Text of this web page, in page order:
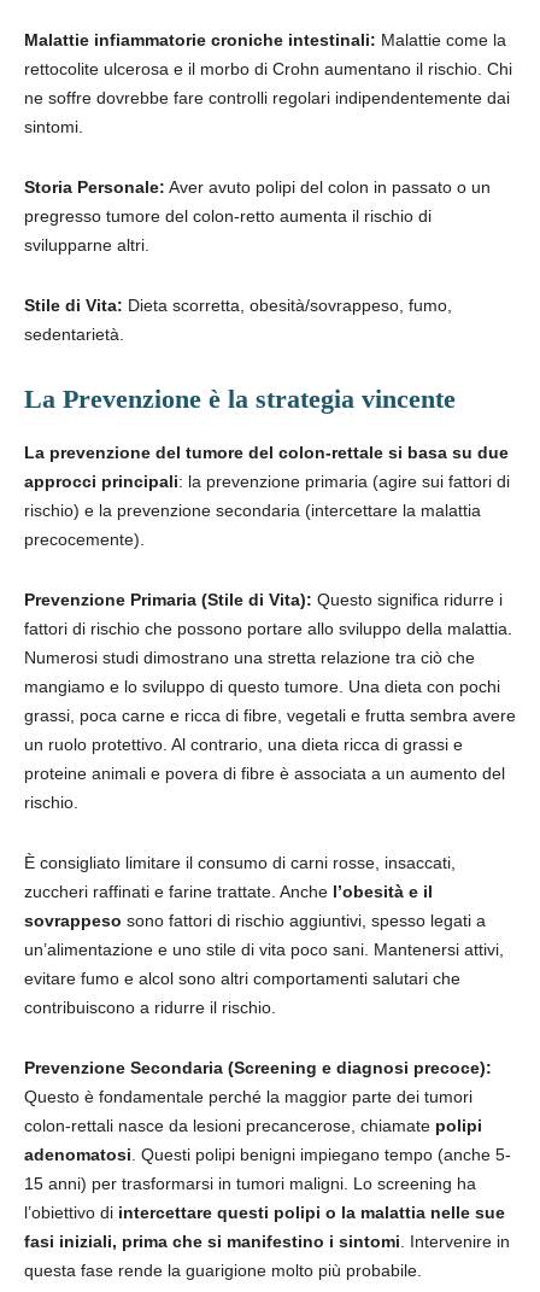
Malattie infiammatorie croniche intestinali: Malattie come la
rettocolite ulcerosa e il morbo di Crohn aumentano il rischio. Chi
ne soffre dovrebbe fare controlli regolari indipendentemente dai
sintomi.
Storia Personale: Aver avuto polipi del colon in passato o un
pregresso tumore del colon-retto aumenta il rischio di
svilupparne altri.
Stile di Vita: Dieta scorretta, obesità/sovrappeso, fumo,
sedentarietà.
La Prevenzione è la strategia vincente
La prevenzione del tumore del colon-rettale si basa su due
approcci principali: la prevenzione primaria (agire sui fattori di
rischio) e la prevenzione secondaria (intercettare la malattia
precocemente).
Prevenzione Primaria (Stile di Vita): Questo significa ridurre i
fattori di rischio che possono portare allo sviluppo della malattia.
Numerosi studi dimostrano una stretta relazione tra ciò che
mangiamo e lo sviluppo di questo tumore. Una dieta con pochi
grassi, poca carne e ricca di fibre, vegetali e frutta sembra avere
un ruolo protettivo. Al contrario, una dieta ricca di grassi e
proteine animali e povera di fibre è associata a un aumento del
rischio.
È consigliato limitare il consumo di carni rosse, insaccati,
zuccheri raffinati e farine trattate. Anche l’obesità e il
sovrappeso sono fattori di rischio aggiuntivi, spesso legati a
un’alimentazione e uno stile di vita poco sani. Mantenersi attivi,
evitare fumo e alcol sono altri comportamenti salutari che
contribuiscono a ridurre il rischio.
Prevenzione Secondaria (Screening e diagnosi precoce):
Questo è fondamentale perché la maggior parte dei tumori
colon-rettali nasce da lesioni precancerose, chiamate polipi
adenomatosi . Questi polipi benigni impiegano tempo (anche 5-
15 anni) per trasformarsi in tumori maligni. Lo screening ha
l’obiettivo di intercettare questi polipi o la malattia nelle sue
fasi iniziali, prima che si manifestino i sintomi . Intervenire in
questa fase rende la guarigione molto più probabile.